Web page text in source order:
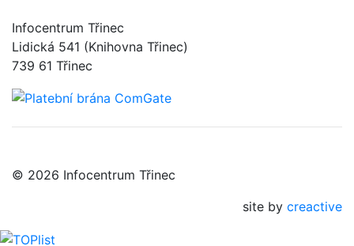
Infocentrum Třinec
Lidická 541 (Knihovna Třinec)
739 61 Třinec
© 2026 Infocentrum Třinec
site by creactive